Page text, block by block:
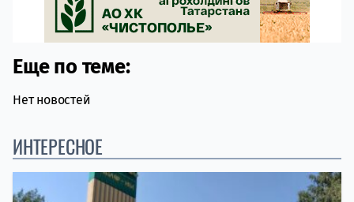
Еще по теме:
Нет новостей
ИНТЕРЕСНОЕ